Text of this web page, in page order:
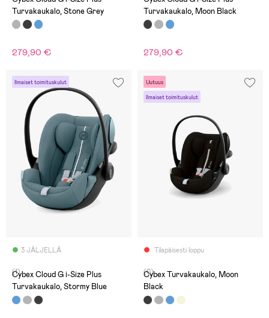
Turvakaukalo, Stone Grey
279,90 €
Turvakaukalo, Moon Black
279,90 €
Ilmaiset toimituskulut
3 JÄLJELLÄ
(1)
Cybex Cloud G i-Size Plus
Turvakaukalo, Stormy Blue
Uutuus
Ilmaiset toimituskulut
Tilapäisesti loppu
(0)
Cybex Turvakaukalo, Moon
Black